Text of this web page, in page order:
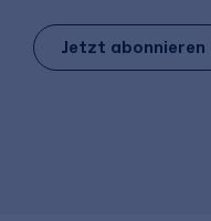
Jetzt abonnieren